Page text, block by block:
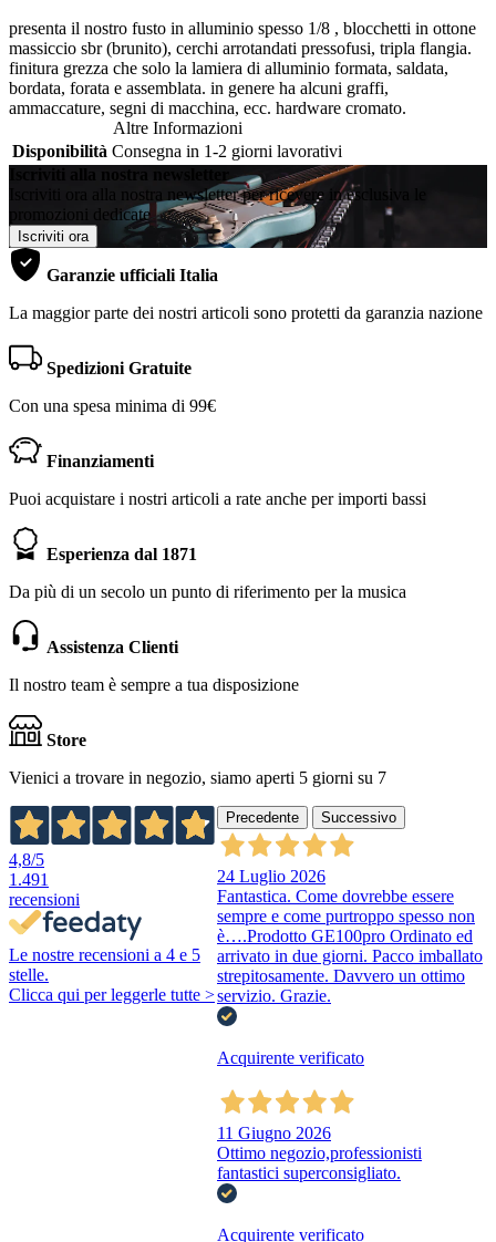
presenta il nostro fusto in alluminio spesso 1/8 , blocchetti in ottone
massiccio sbr (brunito), cerchi arrotandati pressofusi, tripla flangia.
finitura grezza che solo la lamiera di alluminio formata, saldata,
bordata, forata e assemblata. in genere ha alcuni graffi,
ammaccature, segni di macchina, ecc. hardware cromato.
Altre Informazioni
Disponibilità Consegna in 1-2 giorni lavorativi
Iscriviti alla nostra newsletter
Iscriviti ora alla nostra newsletter per ricevere in esclusiva le
promozioni dedicate
Iscriviti ora
Garanzie ufficiali Italia
La maggior parte dei nostri articoli sono protetti da garanzia nazione
Spedizioni Gratuite
Con una spesa minima di 99€
Finanziamenti
Puoi acquistare i nostri articoli a rate anche per importi bassi
Esperienza dal 1871
Da più di un secolo un punto di riferimento per la musica
Assistenza Clienti
Il nostro team è sempre a tua disposizione
Store
Vienici a trovare in negozio, siamo aperti 5 giorni su 7
4,8/5
1.491
recensioni
Le nostre recensioni a 4 e 5
stelle.
Clicca qui per leggerle tutte >
Precedente Successivo
24 Luglio 2026
Fantastica. Come dovrebbe essere
sempre e come purtroppo spesso non
è….Prodotto GE100pro Ordinato ed
arrivato in due giorni. Pacco imballato
strepitosamente. Davvero un ottimo
servizio. Grazie.
Acquirente verificato
11 Giugno 2026
Ottimo negozio,professionisti
fantastici superconsigliato.
Acquirente verificato